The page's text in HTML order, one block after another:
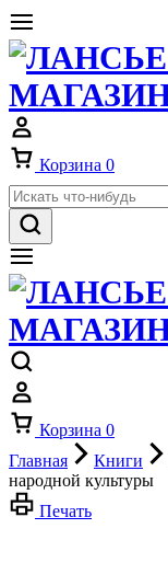
Корзина 0
Корзина 0
Главная
Книги
народной культуры
Печать